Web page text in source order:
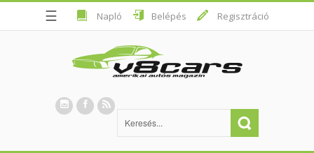
☰ Napló Belépés Regisztráció